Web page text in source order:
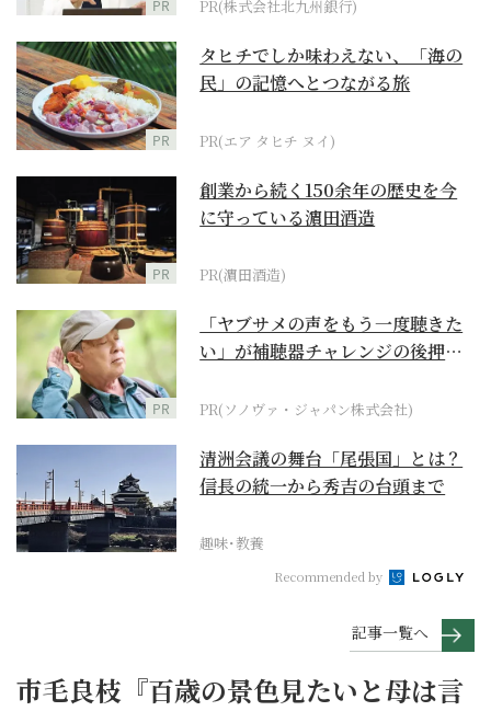
PR PR(株式会社北九州銀行)
PR
タヒチでしか味わえない、「海の
民」の記憶へとつながる旅
PR(エア タヒチ ヌイ)
PR
創業から続く150余年の歴史を今
に守っている濵田酒造
PR(濵田酒造)
PR
「ヤブサメの声をもう一度聴きた
い」が補聴器チャレンジの後押し
PR(ソノヴァ・ジャパン株式会社)
清洲会議の舞台「尾張国」とは？
信長の統一から秀吉の台頭まで
趣味･教養
Recommended by
記事一覧へ
市毛良枝『百歳の景色見たいと母は言